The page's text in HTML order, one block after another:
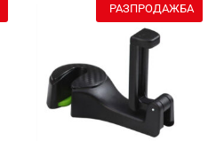
РАЗПРОДАЖБА